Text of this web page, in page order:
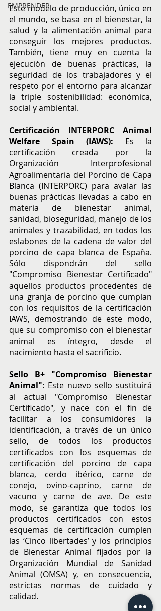
EMPRENDER
Este modelo de producción, único en
el mundo, se basa en el bienestar, la
salud y la alimentación animal para
conseguir los mejores productos.
También, tiene muy en cuenta la
ejecución de buenas prácticas, la
seguridad de los trabajadores y el
respeto por el entorno para alcanzar
la triple sostenibilidad: económica,
social y ambiental.
Certificación INTERPORC Animal
Welfare Spain (IAWS): Es la
certificación creada por la
Organización Interprofesional
Agroalimentaria del Porcino de Capa
Blanca (INTERPORC) para avalar las
buenas prácticas llevadas a cabo en
materia de bienestar animal,
sanidad, bioseguridad, manejo de los
animales y trazabilidad, en todos los
eslabones de la cadena de valor del
porcino de capa blanca de España.
Sólo dispondrán del sello
"Compromiso Bienestar Certificado"
aquellos productos procedentes de
una granja de porcino que cumplan
con los requisitos de la certificación
IAWS, demostrando de este modo,
que su compromiso con el bienestar
animal es íntegro, desde el
nacimiento hasta el sacrificio.
Sello B+ "Compromiso Bienestar
Animal": Este nuevo sello sustituirá
al actual "Compromiso Bienestar
Certificado", y nace con el fin de
facilitar a los consumidores la
identificación, a través de un único
sello, de todos los productos
certificados con los esquemas de
certificación del porcino de capa
blanca, cerdo ibérico, carne de
conejo, ovino-caprino, carne de
vacuno y carne de ave. De este
modo, se garantiza que todos los
productos certificados con estos
esquemas de certificación cumplen
las ‘Cinco libertades’ y los principios
de Bienestar Animal fijados por la
Organización Mundial de Sanidad
Animal (OMSA) y, en consecuencia,
estrictas normas de cuidado y
calidad.